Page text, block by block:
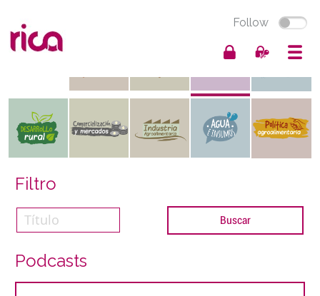
Follow
Filtro
Podcasts